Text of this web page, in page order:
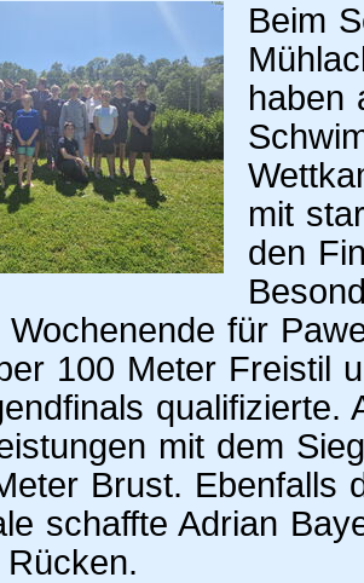
Beim
haben
mit
den
für
100 Meter Freistil
qualifizierte.
mit dem
Brust. Ebenfalls
schaffte Adrian